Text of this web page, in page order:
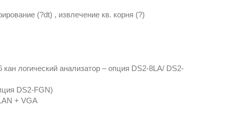
(?dt) , извлечение кв. корня (?)
логический анализатор – опция DS2-8LA/ DS2-
DS2-FGN)
+ VGA